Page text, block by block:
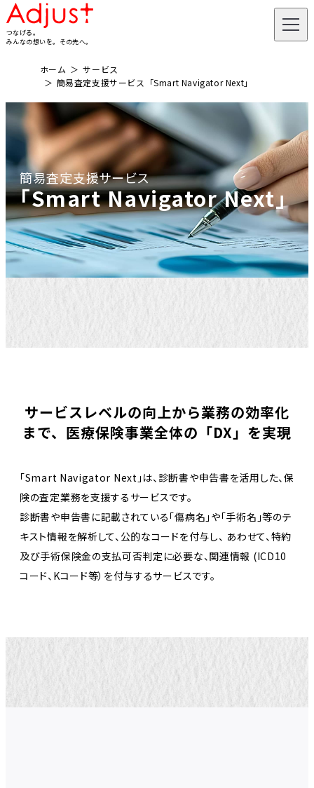
つなげる。
みんなの想いを。その先へ。
ホーム
サービス
簡易査定支援サービス「Smart Navigator Next」
簡易査定支援サービス
「Smart Navigator Next」
サービスレベルの向上から業務の効率化
まで、 医療保険事業全体の「DX」を実現
「Smart Navigator Next」は、診断書や申告書を活用した、保
険の査定業務を支援するサービスです。
診断書や申告書に記載されている「傷病名」や「手術名」等のテ
キスト情報を解析して、公的なコードを付与し、 あわせて、特約
及び手術保険金の支払可否判定に必要な、関連情報 (ICD10
コード、Kコード等）を付与するサービスです。